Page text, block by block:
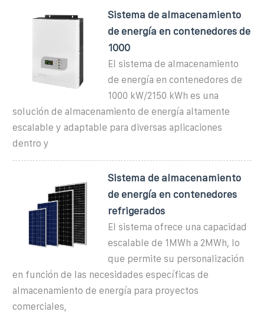
Sistema de almacenamiento
de energía en contenedores de
1000
El sistema de almacenamiento
de energía en contenedores de
1000 kW/2150 kWh es una
solución de almacenamiento de energía altamente
escalable y adaptable para diversas aplicaciones
dentro y
Sistema de almacenamiento
de energía en contenedores
refrigerados
El sistema ofrece una capacidad
escalable de 1MWh a 2MWh, lo
que permite su personalización
en función de las necesidades específicas de
almacenamiento de energía para proyectos
comerciales,